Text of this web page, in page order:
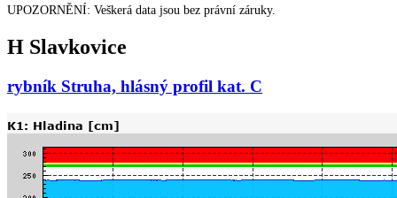
UPOZORNĚNÍ: Veškerá data jsou bez právní záruky.
H Slavkovice
rybník Struha, hlásný profil kat. C